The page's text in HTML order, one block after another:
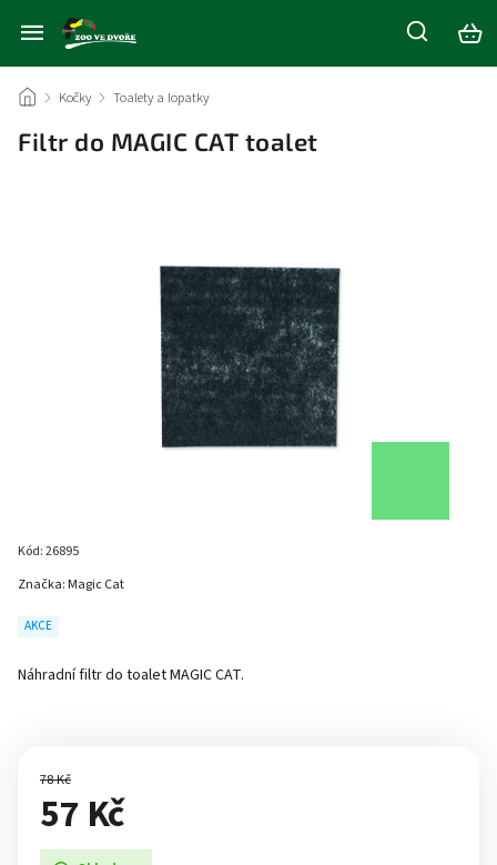
/ Kočky / Toalety a lopatky
Filtr do MAGIC CAT toalet
Kód:26895
Náhradní filtr do toalet MAGIC CAT.
AKCE
Značka: Magic Cat
78 Kč
57 Kč